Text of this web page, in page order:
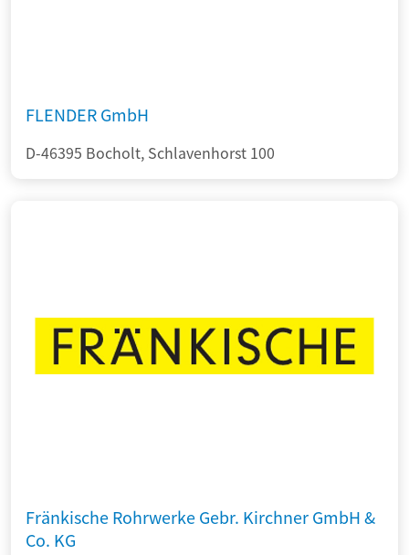
FLENDER GmbH
D-46395 Bocholt, Schlavenhorst 100
Fränkische Rohrwerke Gebr. Kirchner GmbH &
Co. KG